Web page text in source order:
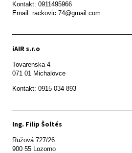
Kontakt: 0911495966
Email: rackovic.74@gmail.com
iAIR s.r.o
Tovarenska 4
071 01 Michalovce
Ing. Filip Šoltés
Ružová 727/26
900 55 Lozorno